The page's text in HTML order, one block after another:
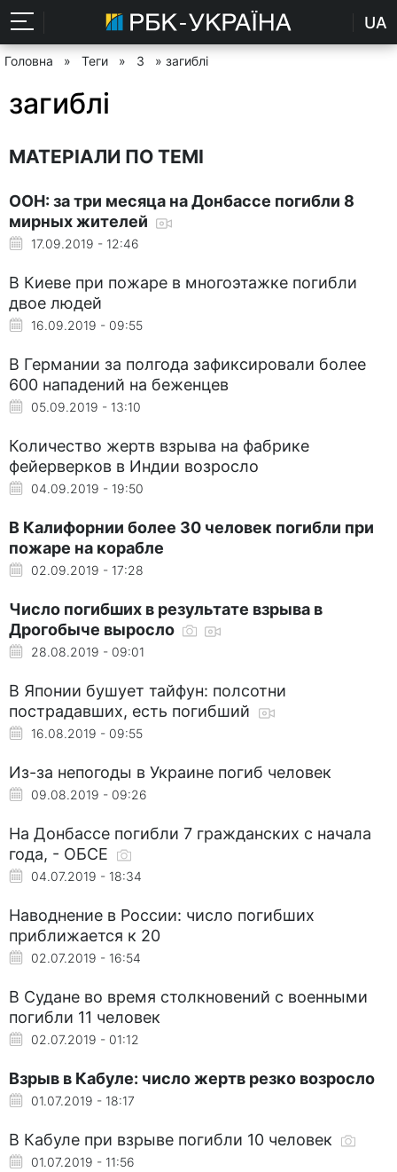
UA
Головна » Теги » З » загиблі
загиблі
МАТЕРІАЛИ ПО ТЕМІ
ООН: за три месяца на Донбассе погибли 8
мирных жителей
17.09.2019 - 12:46
В Киеве при пожаре в многоэтажке погибли
двое людей
16.09.2019 - 09:55
В Германии за полгода зафиксировали более
600 нападений на беженцев
05.09.2019 - 13:10
Количество жертв взрыва на фабрике
фейерверков в Индии возросло
04.09.2019 - 19:50
В Калифорнии более 30 человек погибли при
пожаре на корабле
02.09.2019 - 17:28
Число погибших в результате взрыва в
Дрогобыче выросло
28.08.2019 - 09:01
В Японии бушует тайфун: полсотни
пострадавших, есть погибший
16.08.2019 - 09:55
Из-за непогоды в Украине погиб человек
09.08.2019 - 09:26
На Донбассе погибли 7 гражданских с начала
года, - ОБСЕ
04.07.2019 - 18:34
Наводнение в России: число погибших
приближается к 20
02.07.2019 - 16:54
В Судане во время столкновений с военными
погибли 11 человек
02.07.2019 - 01:12
Взрыв в Кабуле: число жертв резко возросло
01.07.2019 - 18:17
В Кабуле при взрыве погибли 10 человек
01.07.2019 - 11:56